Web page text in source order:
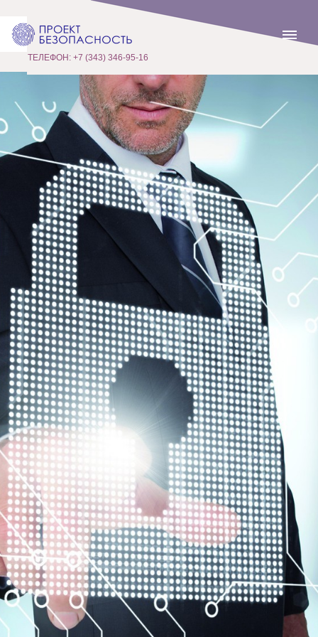
ТЕЛЕФОН: +7 (343) 346-95-16